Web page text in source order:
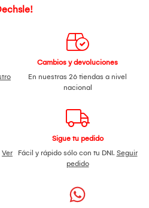
Cambios y devoluciones
En nuestras 26 tiendas a nivel
nacional
Ver
Sigue tu pedido
Fácil y rápido sólo con tu DNI. Seguir
pedido